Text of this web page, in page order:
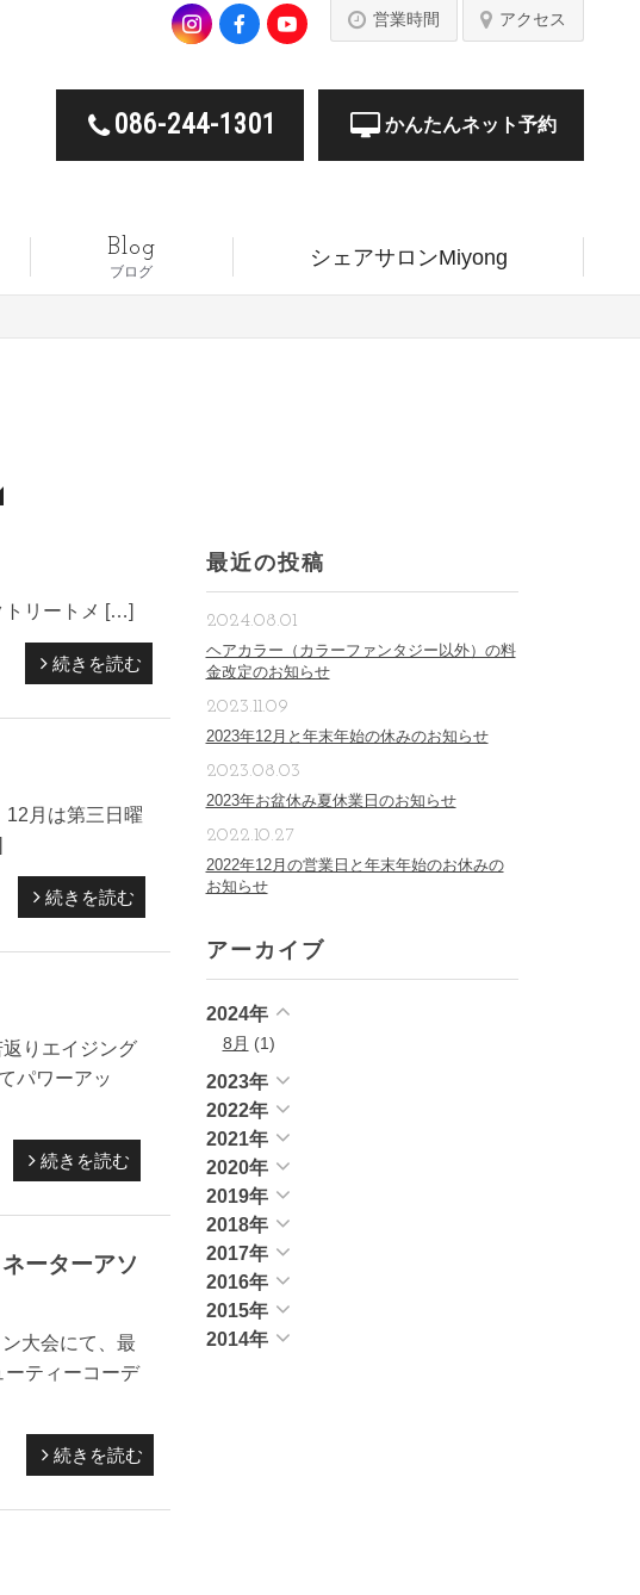
営業時間 アクセス
086-244-1301 かんたんネット予約
ブログ
Blog シェアサロンMiyong
リートメ […]
続きを読む
12月は第三日曜
続きを読む
りエイジング
パワーアッ
続きを読む
ーターアソ
大会にて、最
ティーコーデ
続きを読む
最近の投稿
ヘアカラー（カラーファンタジー以外）の料
金改定のお知らせ
2024.08.01
2023年12月と年末年始の休みのお知らせ
2023.11.09
2023年お盆休み夏休業日のお知らせ
2023.08.03
2022年12月の営業日と年末年始のお休みの
お知らせ
2022.10.27
アーカイブ
2024年
8月 (1)
2023年
2022年
2021年
2020年
2019年
2018年
2017年
2016年
2015年
2014年